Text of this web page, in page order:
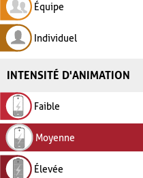
Équipe
Individuel
INTENSITÉ D'ANIMATION
Faible
Moyenne
Élevée